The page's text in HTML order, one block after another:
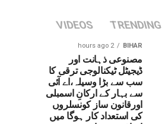
TRENDING
VIDEOS
BIHAR
2 hours ago
مصنوعی ذہانت اور
ڈیجیٹل ٹیکنالوجی ترقی کا
سب سے بڑا وسیلہ،اے آئی
سے بہار کے ارکانِ اسمبلی
اورقانون ساز کونسلروں
کی استعداد کار ہوگا میں